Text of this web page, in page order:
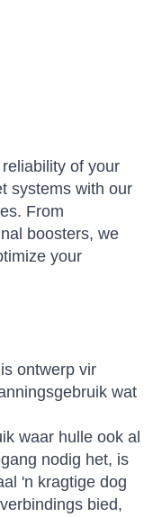
of your
systems with our
From
boosters, we
your
ontwerp vir
wat
waar hulle ook al
nodig het, is
'n kragtige dog
bied,